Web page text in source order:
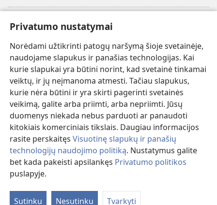
Privatumo nustatymai
Norėdami užtikrinti patogų naršymą šioje svetainėje,
naudojame slapukus ir panašias technologijas. Kai
kurie slapukai yra būtini norint, kad svetainė tinkamai
veiktų, ir jų neįmanoma atmesti. Tačiau slapukus,
kurie nėra būtini ir yra skirti pagerinti svetainės
veikimą, galite arba priimti, arba nepriimti. Jūsų
duomenys niekada nebus parduoti ar panaudoti
kitokiais komerciniais tikslais. Daugiau informacijos
rasite perskaitęs Visuotinę slapukų ir panašių
technologijų naudojimo politiką. Nustatymus galite
bet kada pakeisti apsilankęs Privatumo politikos
puslapyje.
Sutinku Nesutinku Tvarkyti
(atsiveria
naujas
langas)Sargybos bokšto INTERNETINĖ BIBLIOTEKA
(atsiveria
naujas
langas)JW Hub ®
(atsiveria
naujas
langas)JW Library
Watchtower Library
Copyright© 2026 Watch Tower Bible and Tract Society of Pennsylvania.
NAUDOJIMOSI SVETAINE SĄLYGOS